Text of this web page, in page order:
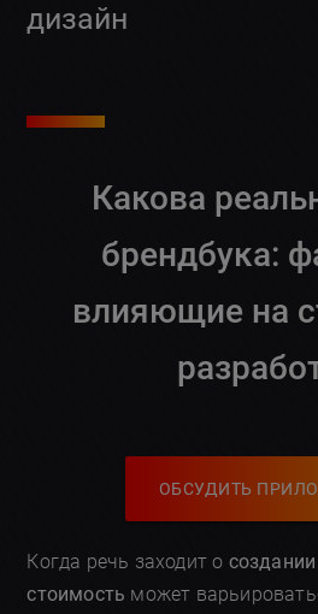
дизайн
Какова
брендбука:
влияющие на
ОБСУДИТЬ
Когда речь заходит о
стоимость может